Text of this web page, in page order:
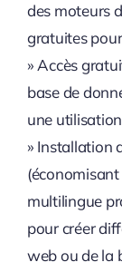
des moteurs
gratuites
» Accès
base de
une
» Installation
multilingue
pour créer
web ou de la